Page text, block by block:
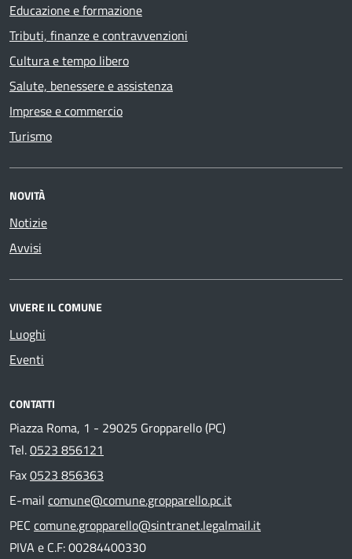
Educazione e formazione
Tributi, finanze e contravvenzioni
Cultura e tempo libero
Salute, benessere e assistenza
Imprese e commercio
Turismo
NOVITÀ
Notizie
Avvisi
VIVERE IL COMUNE
Luoghi
Eventi
CONTATTI
Piazza Roma, 1 - 29025 Gropparello (PC)
Tel.0523 856121
Fax0523 856363
E-mail comune@comune.gropparello.pc.it
PEC comune.gropparello@sintranet.legalmail.it
PIVA e C.F: 00284400330